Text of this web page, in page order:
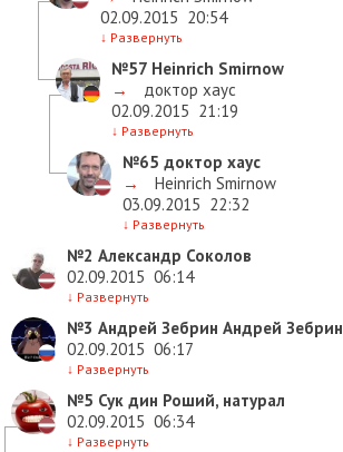
02.09.2015 20:54
↓ Развернуть
№57 Heinrich Smirnow
→
доктор хаус
02.09.2015 21:19
↓ Развернуть
№65 доктор хаус
→
Heinrich Smirnow
03.09.2015 22:32
↓ Развернуть
№2 Александр Соколов
02.09.2015 06:14
↓ Развернуть
№3 Андрей Зебрин Андрей Зебрин
02.09.2015 06:17
↓ Развернуть
№5 Сук дин Роший, натурал
02.09.2015 06:34
↓ Развернуть